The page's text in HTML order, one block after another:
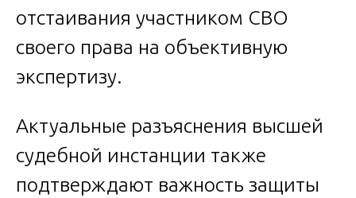
отстаивания участником СВО
своего права на объективную
экспертизу.
Актуальные разъяснения высшей
судебной инстанции также
подтверждают важность защиты